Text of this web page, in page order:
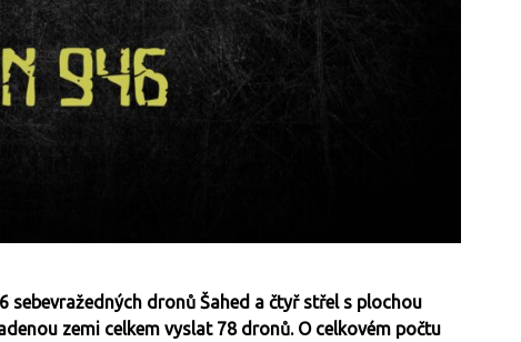
sebevražedných dronů Šahed a čtyř střel s plochou
zemi celkem vyslat 78 dronů. O celkovém počtu